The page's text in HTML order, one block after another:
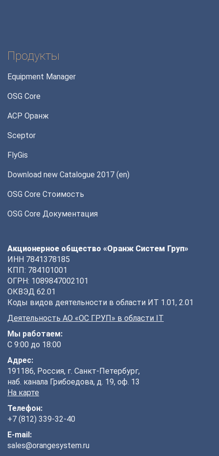
Продукты
Equipment Manager
OSG Core
АСР Оранж
Sceptor
FlyGis
Download new Catalogue 2017 (en)
OSG Core Стоимость
OSG Core Документация
Акционерное общество «Оранж Систем Груп»
ИНН 7841378185
КПП: 784101001
ОГРН: 1089847002101
ОКВЭД 62.01
Коды видов деятельности в области ИТ 1.01, 2.01
Деятельность АО «ОС ГРУП» в области IT
Мы работаем:
С 9:00 до 18:00
Адрес:
191186, Россия, г. Санкт-Петербург,
наб. канала Грибоедова, д. 19, оф. 13
На карте
Телефон:
+7 (812) 339-32-40
E-mail:
sales@orangesystem.ru